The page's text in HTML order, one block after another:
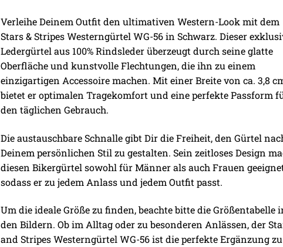
Verleihe Deinem Outfit den ultimativen Western-Look mit dem
Stars & Stripes Westerngürtel WG-56 in Schwarz. Dieser
Ledergürtel aus 100% Rindsleder überzeugt durch seine glatte
Oberfläche und kunstvolle Flechtungen, die ihn zu einem
einzigartigen Accessoire machen. Mit einer Breite von ca. 3,8
bietet er optimalen Tragekomfort und eine perfekte Passform
den täglichen Gebrauch.
Die austauschbare Schnalle gibt Dir die Freiheit, den Gürtel
Deinem persönlichen Stil zu gestalten. Sein zeitloses Design
diesen Bikergürtel sowohl für Männer als auch Frauen
sodass er zu jedem Anlass und jedem Outfit passt.
Um die ideale Größe zu finden, beachte bitte die Größentabelle
den Bildern. Ob im Alltag oder zu besonderen Anlässen, der
and Stripes Westerngürtel WG-56 ist die perfekte Ergänzung zu